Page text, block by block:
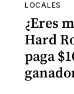
LOCALES
¿Eres
Hard
paga